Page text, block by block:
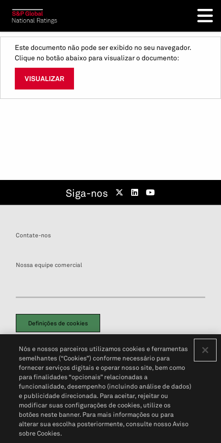
Este documento não pode ser exibido no seu navegador.
Clique no botão abaixo para visualizar o documento:
VISUALIZAR
Siga-nos
Contate-nos
Nossa equipe comercial
Definições de cookies
Política de PrivacidadePortal de privacidade do cliente (em inglês)
Não Venda Minhas Informações Pessoais© 2026 S&P Global
Nós e nossos parceiros utilizamos cookies e ferramentas
semelhantes (“Cookies”) conforme necessário para
fornecer serviços digitais e operar nosso site, bem como
para finalidades “opcionais” relacionadas a
funcionalidade, desempenho (incluindo análise de dados)
e publicidade direcionada. Para aceitar, rejeitar ou
modificar suas configurações de cookies, utilize os
botões neste banner. Para mais informações ou para
alterar sua escolha posteriormente, consulte nosso Aviso
sobre Cookies.